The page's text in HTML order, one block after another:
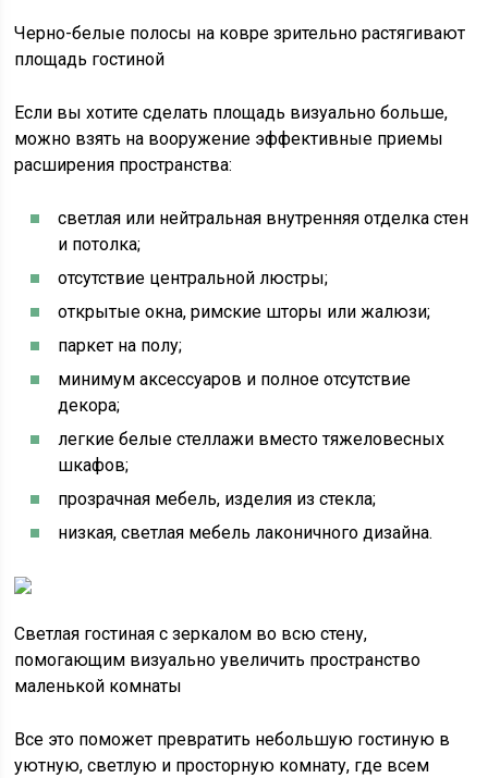
Черно-белые полосы на ковре зрительно растягивают
площадь гостиной
Если вы хотите сделать площадь визуально больше,
можно взять на вооружение эффективные приемы
расширения пространства:
светлая или нейтральная внутренняя отделка стен
и потолка;
отсутствие центральной люстры;
открытые окна, римские шторы или жалюзи;
паркет на полу;
минимум аксессуаров и полное отсутствие
декора;
легкие белые стеллажи вместо тяжеловесных
шкафов;
прозрачная мебель, изделия из стекла;
низкая, светлая мебель лаконичного дизайна.
Светлая гостиная с зеркалом во всю стену,
помогающим визуально увеличить пространство
маленькой комнаты
Все это поможет превратить небольшую гостиную в
уютную, светлую и просторную комнату, где всем